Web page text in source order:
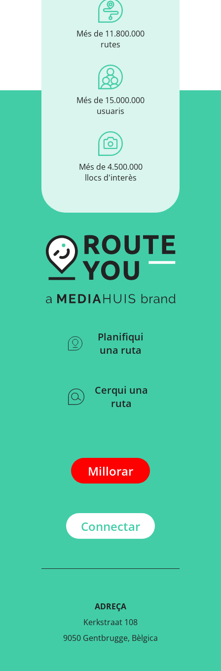
Més de 11.800.000
rutes
Més de 15.000.000
usuaris
Més de 4.500.000
llocs d'interès
Planifiqui
una ruta
Cerqui una
ruta
Millorar
Connectar
ADREÇA
Kerkstraat 108
9050 Gentbrugge, Bèlgica